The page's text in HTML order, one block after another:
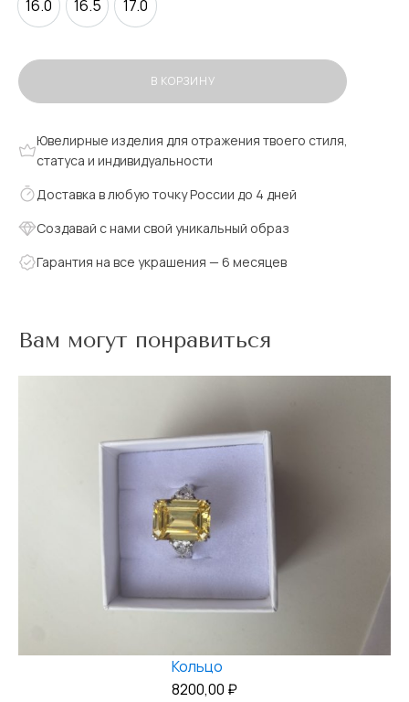
16.0 16.5 17.0
В КОРЗИНУ
Ювелирные изделия для отражения твоего стиля,
статуса и индивидуальности
Доставка в любую точку России до 4 дней
Создавай с нами свой уникальный образ
Гарантия на все украшения — 6 месяцев
Вам могут понравиться
Кольцо
8200,00 ₽